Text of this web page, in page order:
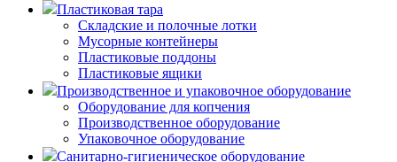
Пластиковая тара
Складские и полочные лотки
Мусорные контейнеры
Пластиковые поддоны
Пластиковые ящики
Производственное и упаковочное оборудование
Оборудование для копчения
Производственное оборудование
Упаковочное оборудование
Санитарно-гигиеническое оборудование